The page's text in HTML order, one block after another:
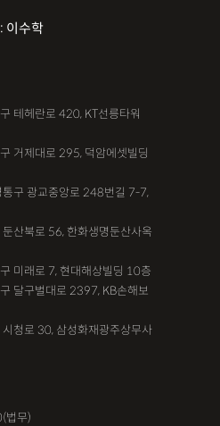
이수학
테헤란로 420, KT선릉타워
거제대로 295, 덕암에셋빌딩
통구 광교중앙로 248번길 7-7,
산북로 56, 한화생명둔산사옥
미래로 7, 현대해상빌딩 10층
달구벌대로 2397, KB손해보
시청로 30, 삼성화재광주상무사
법무)